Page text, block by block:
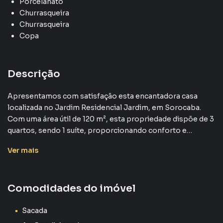
Churrasqueira
Churrasqueira
Copa
Descrição
Apresentamos com satisfação esta encantadora casa
localizada no Jardim Residencial Jardim, em Sorocaba.
Com uma área útil de 120 m², esta propriedade dispõe de 3
quartos, sendo 1 suíte, proporcionando conforto e
eletrônico, portaria 24h, churrasqueira, piscina,
tranquila e segura.
Ver mais
Comodidades do imóvel
Sacada